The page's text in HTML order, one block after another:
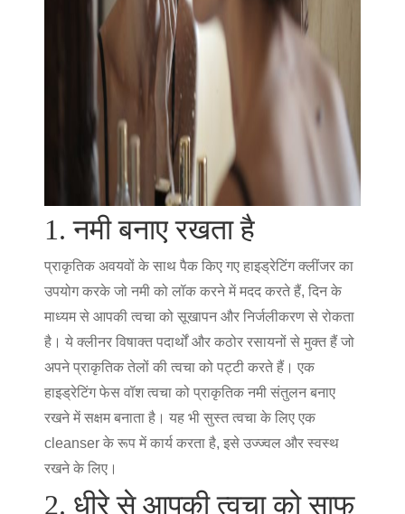
1. नमी बनाए रखता है
प्राकृतिक अवयवों के साथ पैक किए गए हाइड्रेटिंग क्लींजर का
उपयोग करके जो नमी को लॉक करने में मदद करते हैं, दिन के
माध्यम से आपकी त्वचा को सूखापन और निर्जलीकरण से रोकता
है। ये क्लीनर विषाक्त पदार्थों और कठोर रसायनों से मुक्त हैं जो
अपने प्राकृतिक तेलों की त्वचा को पट्टी करते हैं। एक
हाइड्रेटिंग फेस वॉश त्वचा को प्राकृतिक नमी संतुलन बनाए
रखने में सक्षम बनाता है। यह भी सुस्त त्वचा के लिए एक
cleanser के रूप में कार्य करता है, इसे उज्ज्वल और स्वस्थ
रखने के लिए।
2. धीरे से आपकी त्वचा को साफ